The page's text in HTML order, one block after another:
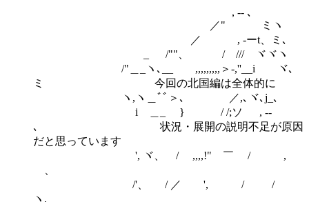
, -- ､
／" ミヽ
／ , -ーt、ミ､
_ /""、 / /// ヾヾヽ
/"＿_ヽ､__ ,,,,,,,,,＞-,''__i ヾ､
ミ 今回の北国編は全体的に
ヽ,ヽ＿ﾞﾞ＞､ ／,､ヾ､j_､
i ＿_ } / /;ソ , --
､ 状況・展開の説明不足が原因
だと思っています
', ヾ、 / ,,,,!" ￣ / ,
/'、 / ／ ', / /
ヽ,